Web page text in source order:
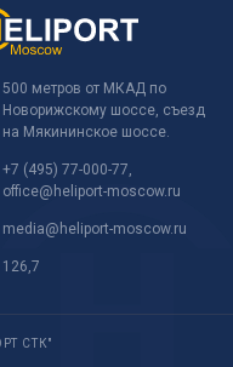
500 метров от МКАД по
Новорижскому шоссе, съезд
на Мякининское шоссе.
+7 (495) 77-000-77
office@heliport-moscow.ru
media@heliport-moscow.ru
126,7
СТК"